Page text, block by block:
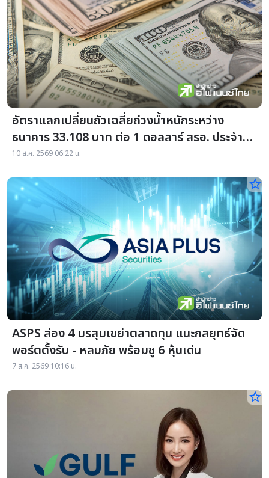
อัตราแลกเปลี่ยนถัวเฉลี่ยถ่วงน้ำหนักระหว่าง
ธนาคาร 33.108 บาท ต่อ 1 ดอลลาร์ สรอ. ประจำวัน
ที่ 07 สิงหาคม 2569
10 ส.ค. 2569 06:22 น.
star_border
ASPS ส่อง 4 มรสุมเขย่าตลาดทุน แนะกลยุทธ์จัด
พอร์ตตั้งรับ - หลบภัย พร้อมชู 6 หุ้นเด่น
7 ส.ค. 2569 10:16 น.
star_border